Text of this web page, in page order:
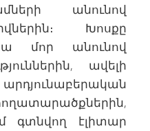
անունով
Խոսքը
մոր անունով
ավելի
գտնվող էլիտար